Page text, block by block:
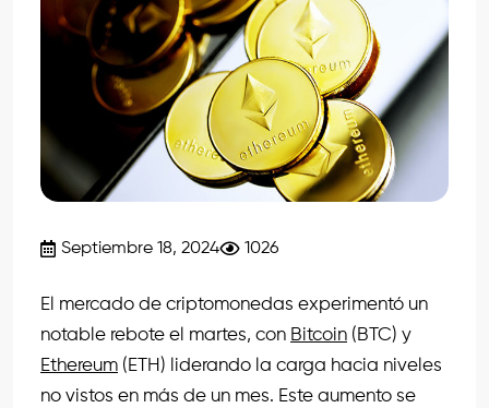
Septiembre 18, 2024 1026
El mercado de criptomonedas experimentó un
notable rebote el martes, con Bitcoin (BTC) y
Ethereum (ETH) liderando la carga hacia niveles
no vistos en más de un mes. Este aumento se